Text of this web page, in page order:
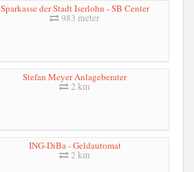
Sparkasse der Stadt Iserlohn - SB Center
983 meter
Stefan Meyer Anlageberater
2 km
ING-DiBa - Geldautomat
2 km